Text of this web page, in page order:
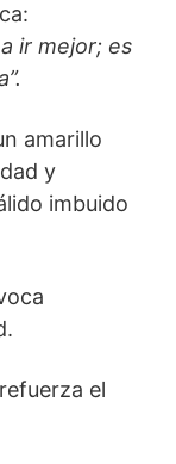
ir mejor; es
amarillo
y
imbuido
el